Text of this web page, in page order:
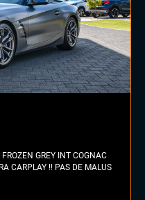
GREY INT COGNAC
CARPLAY !! PAS DE MALUS